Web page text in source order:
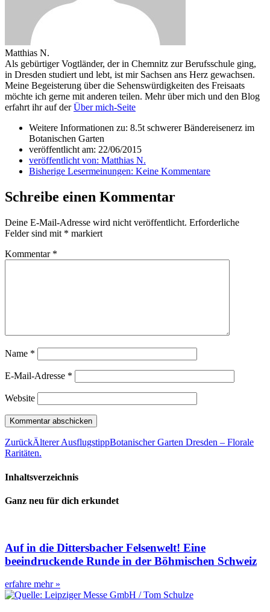
Matthias N.
Als gebürtiger Vogtländer, der in Chemnitz zur Berufsschule ging,
in Dresden studiert und lebt, ist mir Sachsen ans Herz gewachsen.
Meine Begeisterung über die Sehenswürdigkeiten des Freisaats
möchte ich gerne mit anderen teilen. Mehr über mich und den Blog
erfahrt ihr auf derÜber mich-Seite
Weitere Informationen zu: 8.5t schwerer Bändereisenerz im
Botanischen Garten
veröffentlicht am: 22/06/2015
veröffentlicht von: Matthias N.
Bisherige Lesermeinungen: Keine Kommentare
Schreibe einen Kommentar
Deine E-Mail-Adresse wird nicht veröffentlicht. Erforderliche
Felder sind mit * markiert
Kommentar *
Name *
E-Mail-Adresse *
Website
ZurückÄlterer AusflugstippBotanischer Garten Dresden – Florale
Raritäten.
Inhaltsverzeichnis
Ganz neu für dich erkundet
Auf in die Dittersbacher Felsenwelt! Eine
beeindruckende Runde in der Böhmischen Schweiz
erfahre mehr »